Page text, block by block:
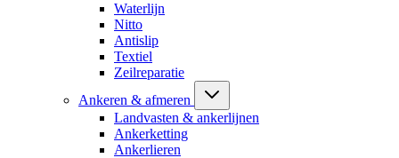
Waterlijn
Nitto
Antislip
Textiel
Zeilreparatie
Ankeren & afmeren
Landvasten & ankerlijnen
Ankerketting
Ankerlieren